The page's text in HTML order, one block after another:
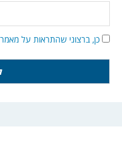
כן, ברצוני שהתראות על